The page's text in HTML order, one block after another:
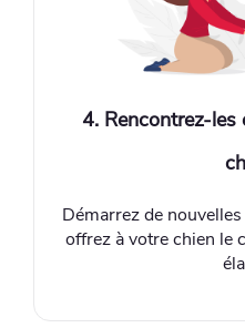
4. Rencontrez-
Démarrez de
offrez à votre chien le